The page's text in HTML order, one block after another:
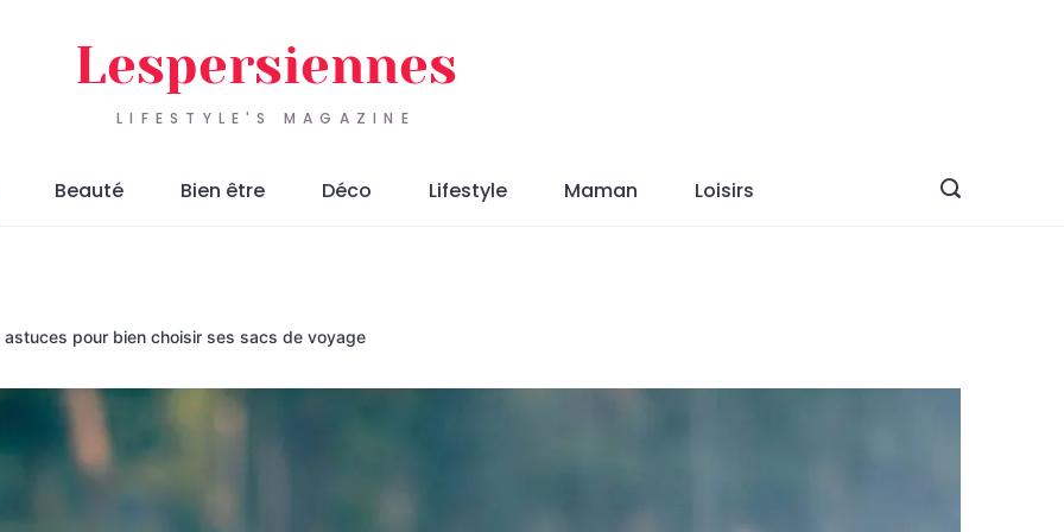
LIFESTYLE'S MAGAZINE
Lespersiennes
Beauté Bien être Déco Lifestyle Maman Loisirs
astuces pour bien choisir ses sacs de voyage